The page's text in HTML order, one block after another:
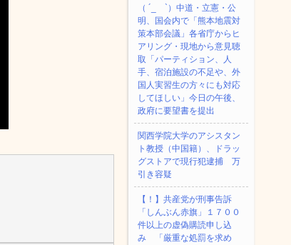
（ ´_ゝ`）中道・立憲・公
明、国会内で「熊本地震対
策本部会議」各省庁からヒ
アリング・現地から意見聴
取「パーティション、人
手、宿泊施設の不足や、外
国人実習生の方々にも対応
してほしい」今日の午後、
政府に要望書を提出
関西学院大学のアシスタン
ト教授（中国籍）、ドラッ
グストアで現行犯逮捕 万
引き容疑
【！】共産党が刑事告訴
「しんぶん赤旗」１７００
件以上の虚偽購読申し込
み 「厳重な処罰を求め